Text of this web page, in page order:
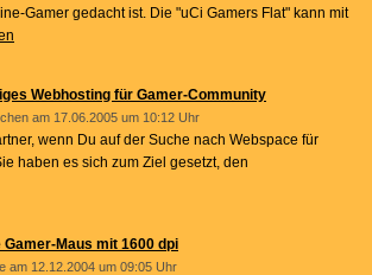
Gamer gedacht ist. Die "uCi Gamers Flat" kann mit
Webhosting für Gamer-Community
am 17.06.2005 um 10:12 Uhr
wenn Du auf der Suche nach Webspace für
haben es sich zum Ziel gesetzt, den
Maus mit 1600 dpi
am 12.12.2004 um 09:05 Uhr